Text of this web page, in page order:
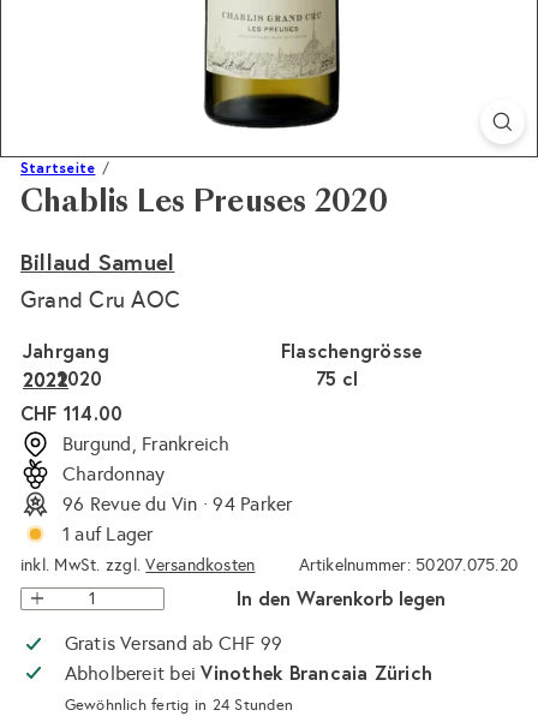
Startseite
Chablis Les Preuses 2020
Billaud Samuel
Grand Cru AOC
Flaschengrösse
75 cl
Jahrgang
2020
2022
2021
Normaler
Preis
CHF 114.00
Burgund, Frankreich
Chardonnay
96 Revue du Vin · 94 Parker
1 auf Lager
inkl. MwSt. zzgl.Versandkosten Artikelnummer: 50207.075.20
In den Warenkorb legen
Gratis Versand ab CHF 99
Abholbereit beiVinothek Brancaia Zürich
Gewöhnlich fertig in 24 Stunden